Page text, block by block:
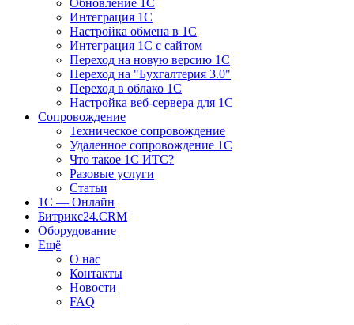
Обновление 1С
Интеграция 1С
Настройка обмена в 1С
Интеграция 1С с сайтом
Переход на новую версию 1С
Переход на "Бухгалтерия 3.0"
Переход в облако 1С
Настройка веб-сервера для 1С
Сопровождение
Техническое сопровождение
Удаленное сопровождение 1С
Что такое 1С ИТС?
Разовые услуги
Статьи
1С — Онлайн
Битрикс24.CRM
Оборудование
Ещё
О нас
Контакты
Новости
FAQ